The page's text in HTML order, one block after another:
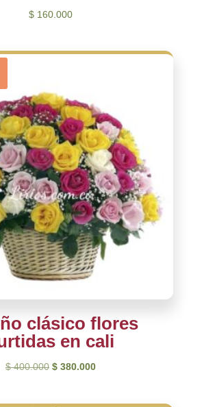
$160.000
clásico flores
en cali
$400.000 El
$380.000El